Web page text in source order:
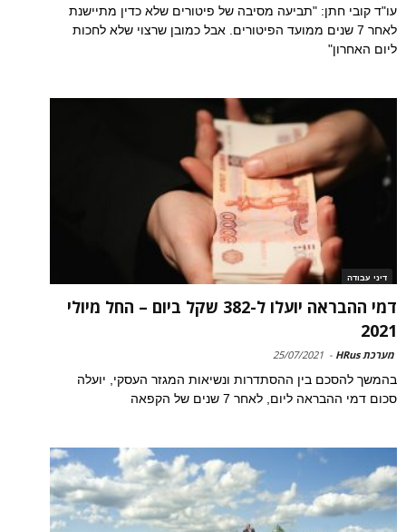
עו"ד קובי חתן: "תביעה מסיבה של פיטורים שלא כדין מתיישנת
לאחר 7 שנים ממועד הפיטורים. אבל כמובן שרצוי שלא לחכות
ליום האחרון"
דיני עבודה
דמי ההבראה יועלו ל-382 שקל ביום – החל מיולי
2021
מערכת HRus -
25/07/2021
בהמשך להסכם בין ההסתדרות ונשיאות המגזר העסקי, יועלה
סכום דמי ההבראה ליום, לאחר 7 שנים של הקפאה